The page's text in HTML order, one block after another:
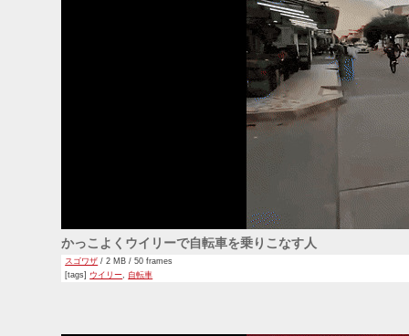
かっこよくウイリーで自転車を乗りこなす人
スゴワザ / 2 MB / 50 frames
[tags] ウイリー 自転車